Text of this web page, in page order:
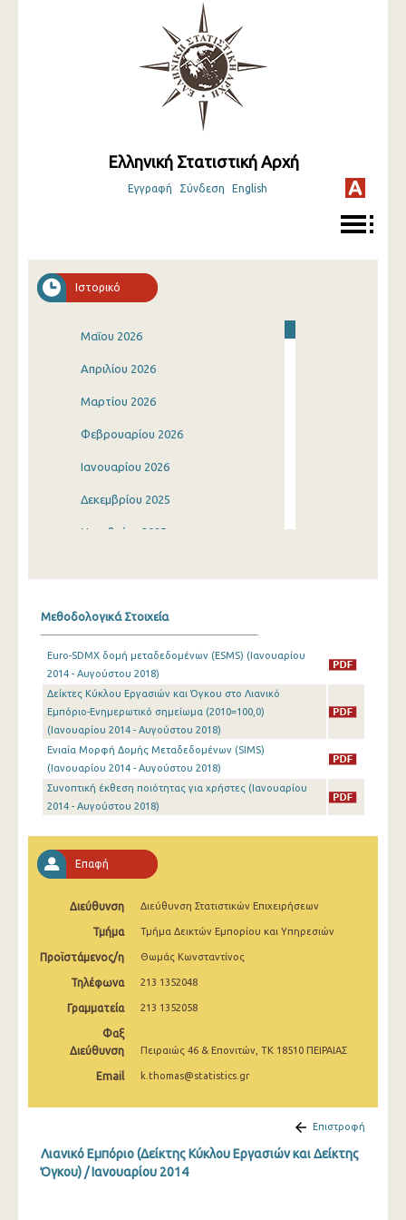
Ελληνική Στατιστική Αρχή
Εγγραφή Σύνδεση English
Ιστορικό
Μαΐου 2026
Απριλίου 2026
Μαρτίου 2026
Φεβρουαρίου 2026
Ιανουαρίου 2026
Δεκεμβρίου 2025
Νοεμβρίου 2025
Ιουλίου 2025
Ιουνίου 2025
Μαΐου 2025
Απριλίου 2025
Μαρτίου 2025
Ιανουαρίου 2025
Νοεμβρίου 2024
Οκτωβρίου 2024
Σεπτεμβρίου 2024
Ιουλίου 2024
Απριλίου 2024
Μεθοδολογικά Στοιχεία
Euro-SDMX δομή μεταδεδομένων (ESMS) (Ιανουαρίου
2014 - Αυγούστου 2018)
Δείκτες Κύκλου Εργασιών και Όγκου στο Λιανικό
Εμπόριο-Ενημερωτικό σημείωμα (2010=100,0)
(Ιανουαρίου 2014 - Αυγούστου 2018)
Ενιαία Μορφή Δομής Μεταδεδομένων (SIMS)
(Ιανουαρίου 2014 - Αυγούστου 2018)
Συνοπτική έκθεση ποιότητας για χρήστες (Ιανουαρίου
2014 - Αυγούστου 2018)
Επαφή
Διεύθυνση Διεύθυνση Στατιστικών Επιχειρήσεων
Τμήμα Τμήμα Δεικτών Εμπορίου και Υπηρεσιών
Προϊστάμενος/η Θωμάς Κωνσταντίνος
Τηλέφωνα 213 1352048
Γραμματεία 213 1352058
Φαξ
Διεύθυνση
Πειραιώς 46 & Επονιτών, ΤΚ 18510 ΠΕΙΡΑΙΑΣ
Email k.thomas@statistics.gr
Επιστροφή
Λιανικό Εμπόριο (Δείκτης Κύκλου Εργασιών και Δείκτης
Όγκου) / Ιανουαρίου 2014